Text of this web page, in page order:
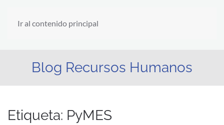
Ir al contenido principal
Blog Recursos Humanos
Etiqueta: PyMES